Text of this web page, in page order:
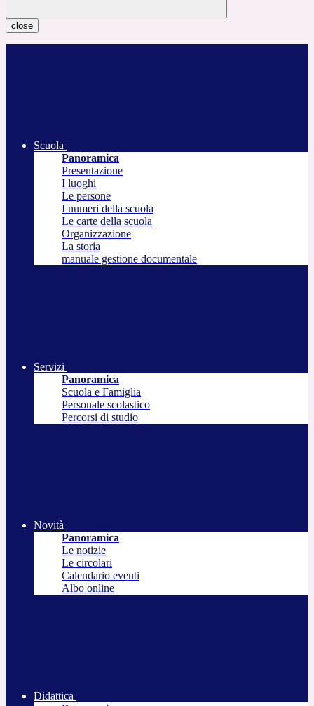
close
Scuola
Panoramica
Presentazione
I luoghi
Le persone
I numeri della scuola
Le carte della scuola
Organizzazione
La storia
manuale gestione documentale
Servizi
Panoramica
Scuola e Famiglia
Personale scolastico
Percorsi di studio
Novità
Panoramica
Le notizie
Le circolari
Calendario eventi
Albo online
Didattica